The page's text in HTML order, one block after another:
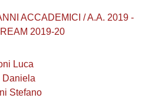
ACCADEMICI / A.A. 2019 -
2019-20
Luca
Daniela
Stefano